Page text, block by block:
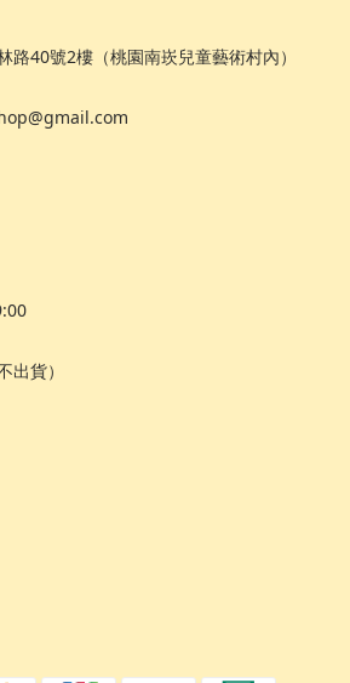
路40號2樓（桃園南崁兒童藝術村內）
出貨）